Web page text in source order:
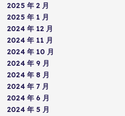
2025 年 2 月
2025 年 1 月
2024 年 12 月
2024 年 11 月
2024 年 10 月
2024 年 9 月
2024 年 8 月
2024 年 7 月
2024 年 6 月
2024 年 5 月